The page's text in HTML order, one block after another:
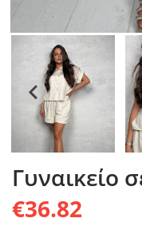
Γυναικείο
€36.82